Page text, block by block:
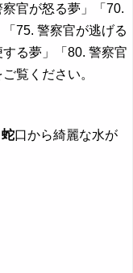
官が怒る夢」「70.
75. 警察官が逃げる
る夢」「80. 警察官
覧ください。
蛇口から綺麗な水が